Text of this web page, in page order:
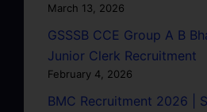
March 13, 2026
GSSSB CCE Group A B
Junior Clerk Recruitment
February 4, 2026
BMC Recruitment 2026 |